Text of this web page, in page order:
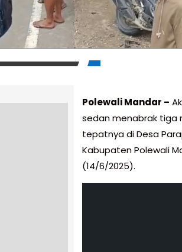
Polewali Mandar –
sedan menabrak tiga
tepatnya di Desa
Kabupaten Polewali
(14/6/2025).